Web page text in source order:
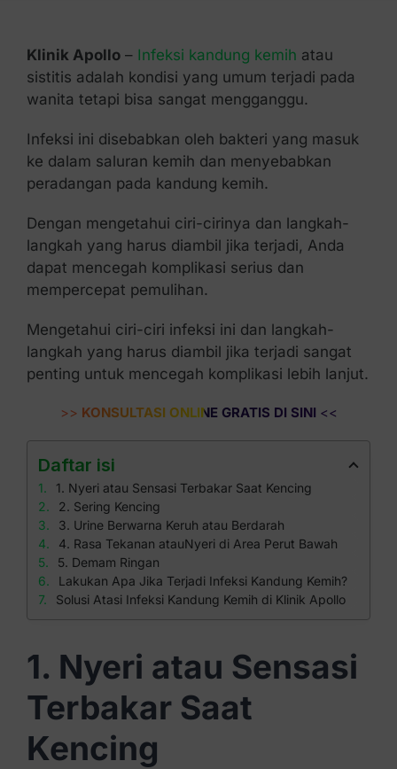
Klinik Apollo– Infeksi kandung kemih atau
sistitis adalah kondisi yang umum terjadi pada
wanita tetapi bisa sangat mengganggu.
Infeksi ini disebabkan oleh bakteri yang masuk
ke dalam saluran kemih dan menyebabkan
peradangan pada kandung kemih.
Dengan mengetahui ciri-cirinya dan langkah-
langkah yang harus diambil jika terjadi, Anda
dapat mencegah komplikasi serius dan
mempercepat pemulihan.
Mengetahui ciri-ciri infeksi ini dan langkah-
langkah yang harus diambil jika terjadi sangat
penting untuk mencegah komplikasi lebih lanjut.
>> KONSULTASI ONLINE GRATIS DI SINI <<
Daftar isi
1. Nyeri atau Sensasi Terbakar Saat Kencing
2. Sering Kencing
3. Urine Berwarna Keruh atau Berdarah
4. Rasa Tekanan atauNyeri di Area Perut Bawah
5. Demam Ringan
Lakukan Apa Jika Terjadi Infeksi Kandung Kemih?
Solusi Atasi Infeksi Kandung Kemih di Klinik Apollo
1. Nyeri atau Sensasi
Terbakar Saat
Kencing